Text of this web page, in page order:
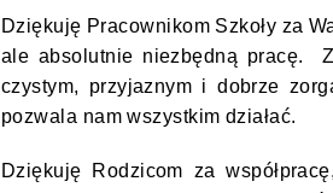
Dziękuję Pracownikom Szkoły za
ale absolutnie niezbędną pracę.
czystym, przyjaznym i dobrze
pozwala nam wszystkim działać.
Dziękuję Rodzicom za